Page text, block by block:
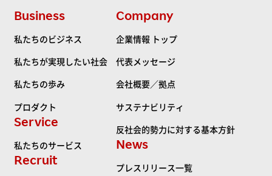
Business
私たちのビジネス
私たちが実現したい社会
私たちの歩み
プロダクト
Service
私たちのサービス
Recruit
Company
企業情報 トップ
代表メッセージ
会社概要／拠点
サステナビリティ
反社会的勢力に対する基本方針
News
プレスリリース一覧